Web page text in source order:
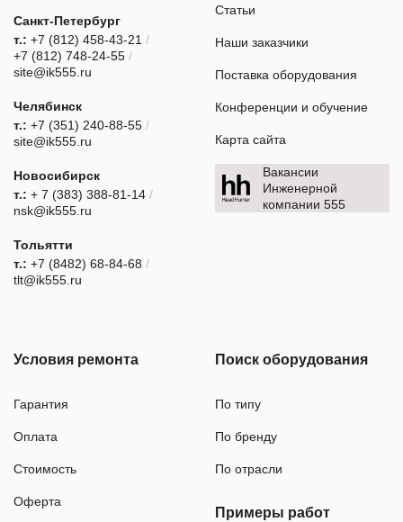
Санкт-Петербург
т.: +7 (812) 458-43-21 /
+7 (812) 748-24-55 /
site@ik555.ru
Челябинск
т.: +7 (351) 240-88-55 /
site@ik555.ru
Новосибирск
т.: + 7 (383) 388-81-14 /
nsk@ik555.ru
Тольятти
т.: +7 (8482) 68-84-68 /
tlt@ik555.ru
Статьи
Наши заказчики
Поставка оборудования
Конференции и обучение
Карта сайта
Вакансии
Инженерной
компании 555
Условия ремонта
Гарантия
Оплата
Стоимость
Оферта
Поиск оборудования
По типу
По бренду
По отрасли
Примеры работ